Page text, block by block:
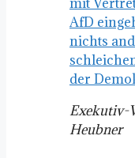
AfD
nichts
der
Exekutiv-
Heubner